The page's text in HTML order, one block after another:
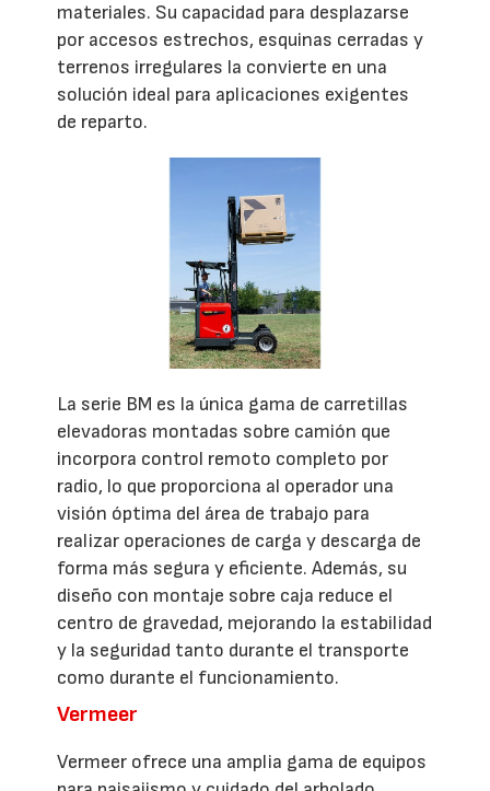
materiales. Su capacidad para desplazarse
por accesos estrechos, esquinas cerradas y
terrenos irregulares la convierte en una
solución ideal para aplicaciones exigentes
de reparto.
La serie BM es la única gama de carretillas
elevadoras montadas sobre camión que
incorpora control remoto completo por
radio, lo que proporciona al operador una
visión óptima del área de trabajo para
realizar operaciones de carga y descarga de
forma más segura y eficiente. Además, su
diseño con montaje sobre caja reduce el
centro de gravedad, mejorando la estabilidad
y la seguridad tanto durante el transporte
como durante el funcionamiento.
Vermeer
Vermeer ofrece una amplia gama de equipos